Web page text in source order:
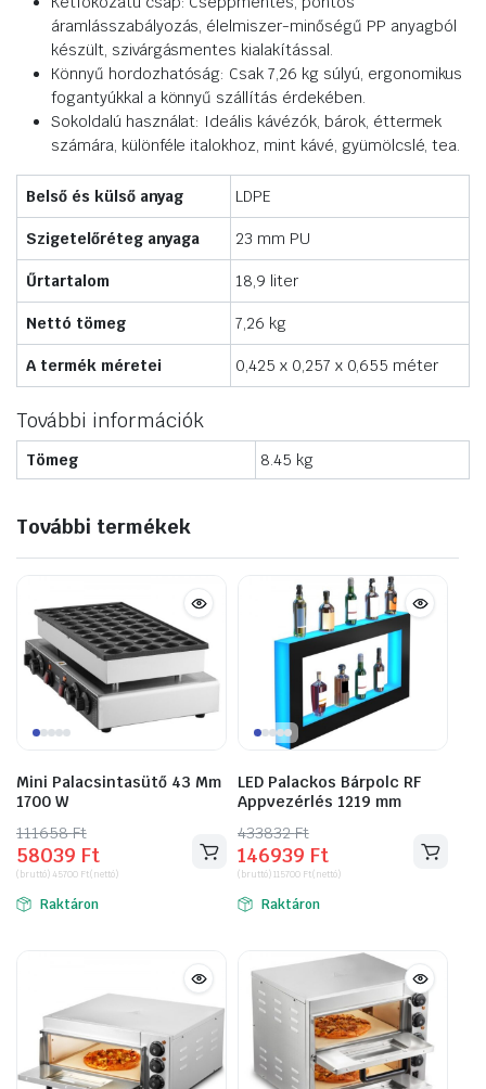
áramlásszabályozás, élelmiszer-minőségű PP anyagból
készült, szivárgásmentes kialakítással.
Könnyű hordozhatóság: Csak 7,26 kg súlyú, ergonomikus
fogantyúkkal a könnyű szállítás érdekében.
Sokoldalú használat: Ideális kávézók, bárok, éttermek
számára, különféle italokhoz, mint kávé, gyümölcslé, tea.
Belső és külső anyag LDPE
Szigetelőréteg anyaga 23 mm PU
Űrtartalom 18,9 liter
Nettó tömeg 7,26 kg
A termék méretei 0,425 x 0,257 x 0,655 méter
További információk
Tömeg 8.45 kg
További termékek
Mini Palacsintasütő 43 Mm
1700 W
111658Ft
Original
price
was:
111658 Ft.
58039 Ft
Current
price
is:
58039 Ft.
(bruttó) 45700 Ft(nettó)
Raktáron
LED Palackos Bárpolc RF
Appvezérlés 1219 mm
433832Ft
Original
price
was:
433832 Ft.
146939 Ft
Current
price
is:
146939 Ft.
(bruttó)115700 Ft(nettó)
Raktáron